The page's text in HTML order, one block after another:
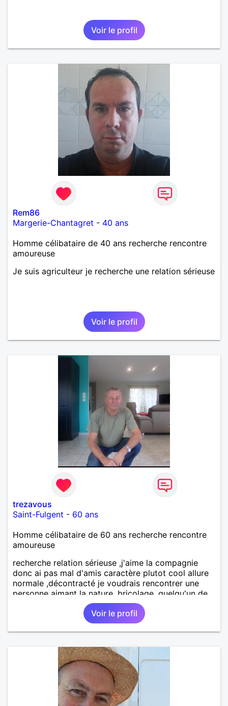
Voir le profil
Rem86
Margerie-Chantagret - 40 ans
Homme célibataire de 40 ans recherche rencontre
amoureuse
Je suis agriculteur je recherche une relation sérieuse
Voir le profil
trezavous
Saint-Fulgent - 60 ans
Homme célibataire de 60 ans recherche rencontre
amoureuse
recherche relation sérieuse ,j'aime la compagnie
donc ai pas mal d'amis caractère plutot cool allure
normale ,décontracté je voudrais rencontrer une
personne aimant la nature ,bricolage ,quelqu'un de
simple et naturel à vos claviers mesdames
Voir le profil